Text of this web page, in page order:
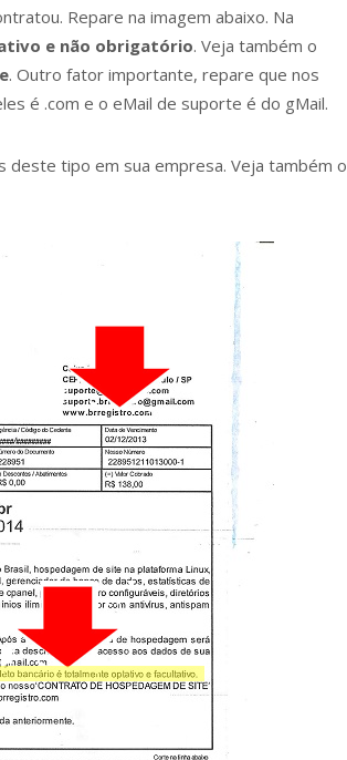
Repare na imagem abaixo. Na
e não obrigatório. Veja também o
. Outro fator importante, repare que nos
é .com e o eMail de suporte é do gMail.
tipo em sua empresa. Veja também o